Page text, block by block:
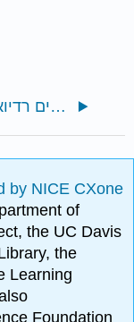
17.1: איזוטופים רדיואקטיביים
by NICE CXone
of
the UC Davis
the
Learning
Foundation